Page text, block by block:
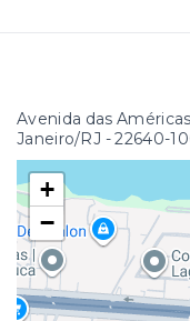
Avenida das
Janeiro/RJ - 22640-
+
−